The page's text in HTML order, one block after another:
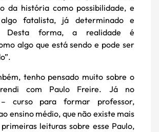
da história como possibilidade, e
fatalista, já determinado e
Desta forma, a realidade é
algo que está sendo e pode ser
tenho pensado muito sobre o
com Paulo Freire. Já no
curso para formar professor,
ensino médio, que não existe mais
leituras sobre esse Paulo,